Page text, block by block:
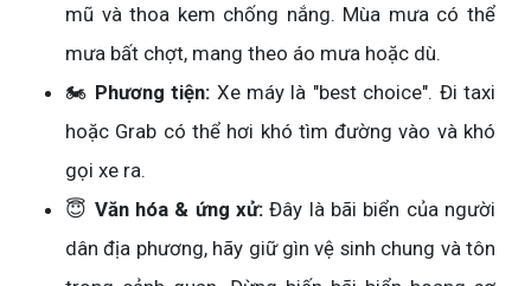
mũ và thoa kem chống nắng. Mùa mưa có thể
mưa bất chợt, mang theo áo mưa hoặc dù.
🏍️ Phương tiện: Xe máy là "best choice". Đi taxi
hoặc Grab có thể hơi khó tìm đường vào và khó
gọi xe ra.
😇 Văn hóa & ứng xử: Đây là bãi biển của người
dân địa phương, hãy giữ gìn vệ sinh chung và tôn